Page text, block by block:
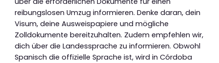
reibungslosen Umzug informieren. Denke daran, dein
Visum, deine Ausweispapiere und mögliche
Zolldokumente bereitzuhalten. Zudem empfehlen wir,
dich über die Landessprache zu informieren. Obwohl
Spanisch die offizielle Sprache ist, wird in Córdoba